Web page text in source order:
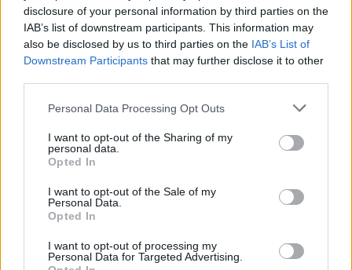
disclosure of your personal information by third parties on the
IAB’s list of downstream participants. This information may
also be disclosed by us to third parties on the IAB’s List of
Downstream Participants that may further disclose it to other
Please note that this website/app uses one or more Google
not limited to your visit or usage behaviour. You may click to
grant or deny consent to Google and its third-party tags to
use your data for below specified purposes in below Google
consent section.
Personal Data Processing Opt Outs
I want to opt-out of the Sharing of my
personal data.
Opted In
I want to opt-out of the Sale of my
Personal Data.
Opted In
I want to opt-out of processing my
Personal Data for Targeted Advertising.
Országgyűlés
Kiterjedt tüzek pusztítanak az országban, köztük Karcagon
Harmadfokú hőségriasztás az országban: Szolnokon klímát
A zárkában rosszul lett, elájult – ilyen körülményekről
Váratlan fennakadás borította fel a Szolnok–Kecskemét
vasútvonal közlekedését
A polgármester a szolnoki cégekhez fordult: több száz
elbocsátott dolgozón segítene
Csődbe ment a tószegi Accell Hunland, a hazai
kerékpárgyártás meghatározó szereplője